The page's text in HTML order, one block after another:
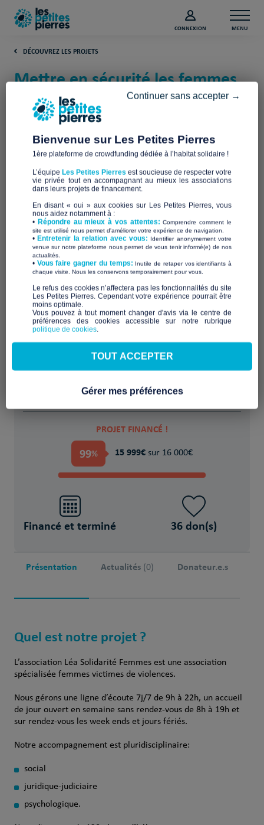
CONNEXION MENU
DÉCOUVREZ LES PROJETS
Mettre en sécurité les femmes
victimes de violences – Essonne
(Essonne)
Léa Solidarité Femmes
Aider, accompagner, sécuriser face à
l'urgence
POUR
exclusion (enfants, femmes, LGBTQ+)
PROJET FINANCÉ !
99% 15 999€ sur 16 000€
Financé et terminé 36 don(s)
Présentation Actualités (0) Donateur.e.s
Quel est notre projet ?
L’association Léa Solidarité Femmes est une association
spécialisée femmes victimes de violences.
Nous gérons une ligne d’écoute 7j/7 de 9h à 22h, un accueil
de jour ouvert en semaine sans rendez-vous de 8h à 19h et
sur rendez-vous les week ends et jours fériés.
Notre accompagnement est pluridisciplinaire:
social
juridique-judiciaire
psychologique.
Bienvenue sur Les Petites Pierres
1ère plateforme de crowdfunding dédiée à l’habitat solidaire !
L’équipe Les Petites Pierres est soucieuse de respecter votre
vie privée tout en accompagnant au mieux les associations
dans leurs projets de financement.
En disant « oui » aux cookies sur Les Petites Pierres, vous
nous aidez notamment à :
• Répondre au mieux à vos attentes:Comprendre comment le
site est utilisé nous permet d'améliorer votre expérience de navigation.
•Entretenir la relation avec vous: Identifier anonymement votre
venue sur notre plateforme nous permet de vous tenir informé(e) de nos
actualités.
​• Vous faire gagner du temps: Inutile de retaper vos identifiants à
chaque visite. Nous les conservons temporairement pour vous.
​Le refus des cookies n’affectera pas les fonctionnalités du site
Les Petites Pierres. Cependant votre expérience pourrait être
moins optimale.​
Vous pouvez à tout moment changer d'avis via le centre de
préférences des cookies accessible sur notre rubrique
politique de cookies.
Continuer sans accepter →
TOUT ACCEPTER
Gérer mes préférences